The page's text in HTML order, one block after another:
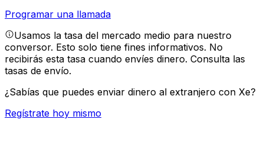
Programar una llamada
Usamos la tasa del mercado medio para nuestro
conversor. Esto solo tiene fines informativos. No
recibirás esta tasa cuando envíes dinero. Consulta las
tasas de envío.
¿Sabías que puedes enviar dinero al extranjero con Xe?
Regístrate hoy mismo